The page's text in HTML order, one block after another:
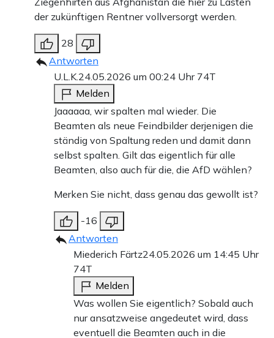
der zukünftigen Rentner vollversorgt werden.
28
Antworten
U.L.K.24.05.2026 um 00:24 Uhr 74T
Melden
Jaaaaaa, wir spalten mal wieder. Die
Beamten als neue Feindbilder derjenigen die
ständig von Spaltung reden und damit dann
selbst spalten. Gilt das eigentlich für alle
Beamten, also auch für die, die AfD wählen?
Merken Sie nicht, dass genau das gewollt ist?
-16
Antworten
Miederich Färtz24.05.2026 um 14:45 Uhr
74T
Melden
Was wollen Sie eigentlich? Sobald auch
nur ansatzweise angedeutet wird, dass
eventuell die Beamten auch in die